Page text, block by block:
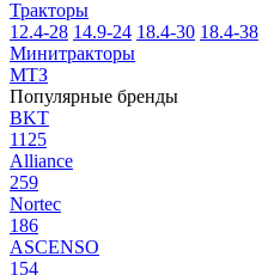
Тракторы
12.4-28 14.9-24 18.4-30 18.4-38
Минитракторы
МТЗ
Популярные бренды
BKT
1125
Alliance
259
Nortec
186
ASCENSO
154